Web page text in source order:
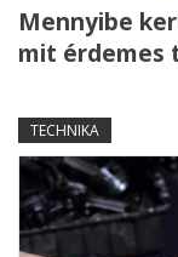
Mennyibe
mit érdemes
TECHNIKA